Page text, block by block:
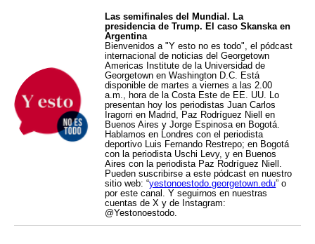
Las semifinales del Mundial. La
presidencia de Trump. El caso Skanska en
Argentina
Bienvenidos a "Y esto no es todo", el pódcast
internacional de noticias del Georgetown
Americas Institute de la Universidad de
Georgetown en Washington D.C. Está
disponible de martes a viernes a las 2.00
a.m., hora de la Costa Este de EE. UU. Lo
presentan hoy los periodistas Juan Carlos
Iragorri en Madrid, Paz Rodríguez Niell en
Buenos Aires y Jorge Espinosa en Bogotá.
Hablamos en Londres con el periodista
deportivo Luis Fernando Restrepo; en Bogotá
con la periodista Uschi Levy, y en Buenos
Aires con la periodista Paz Rodríguez Niell.
Pueden suscribirse a este pódcast en nuestro
sitio web: “yestonoestodo.georgetown.edu” o
por este canal. Y seguirnos en nuestras
cuentas de X y de Instagram:
@Yestonoestodo.